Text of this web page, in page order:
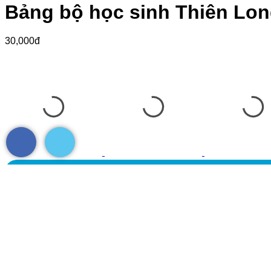
Bảng bộ học sinh Thiên
30,000đ